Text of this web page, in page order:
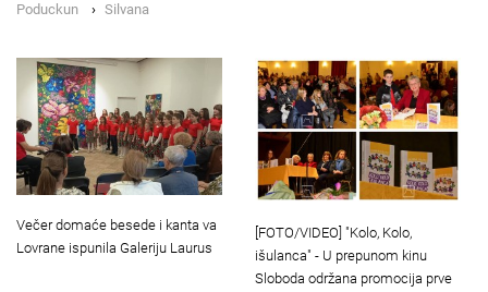
Poduckun Silvana
Večer domaće besede i kanta va
Lovrane ispunila Galeriju Laurus
[FOTO/VIDEO] "Kolo, Kolo,
išulanca" - U prepunom kinu
Sloboda održana promocija prve